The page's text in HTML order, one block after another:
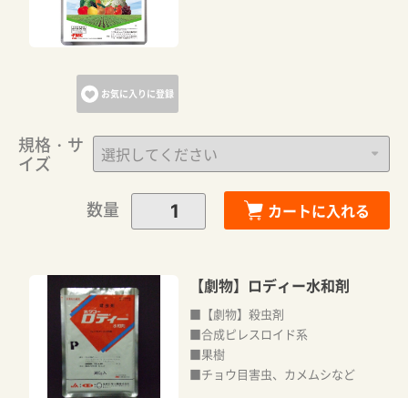
お気に入りに登録
規格・サ
イズ
数量
カートに入れる
【劇物】ロディー水和剤
■【劇物】殺虫剤
■合成ピレスロイド系
■果樹
■チョウ目害虫、カメムシなど